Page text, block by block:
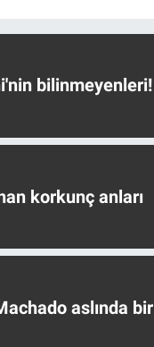
bilinmeyenleri!
korkunç anları
aslında bir